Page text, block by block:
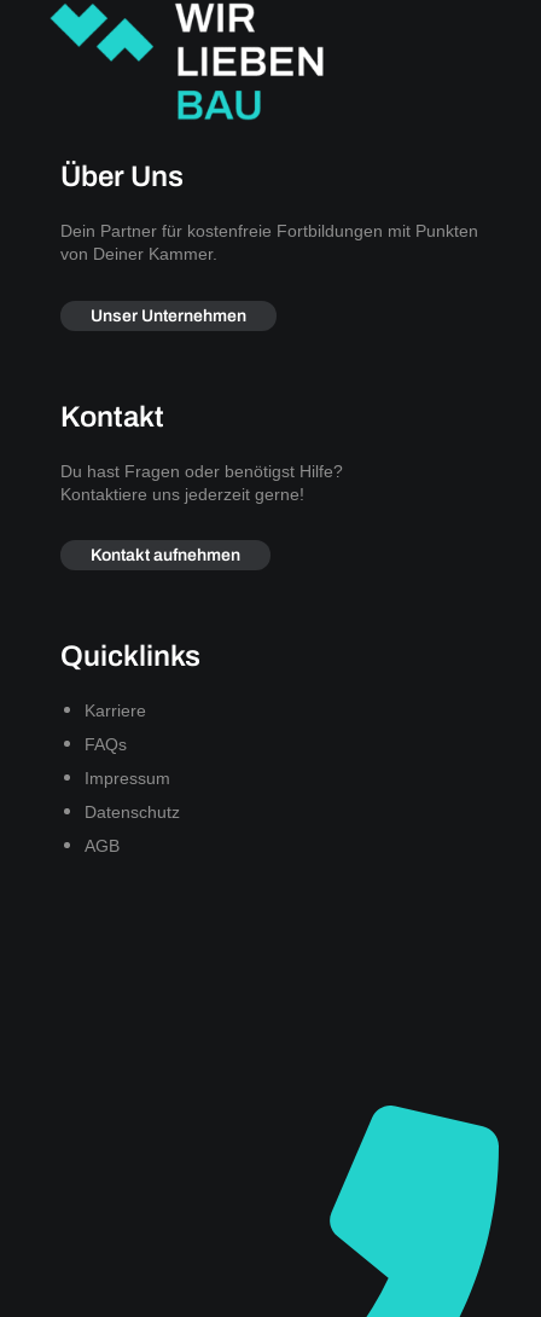
Über Uns
Dein Partner für kostenfreie Fortbildungen mit Punkten
von Deiner Kammer.
Unser Unternehmen
Kontakt
Du hast Fragen oder benötigst Hilfe?
Kontaktiere uns jederzeit gerne!
Kontakt aufnehmen
Quicklinks
Karriere
FAQs
Impressum
Datenschutz
AGB